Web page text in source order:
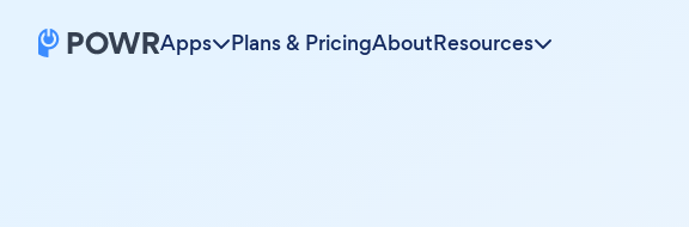
Apps Plans & PricingAboutResources